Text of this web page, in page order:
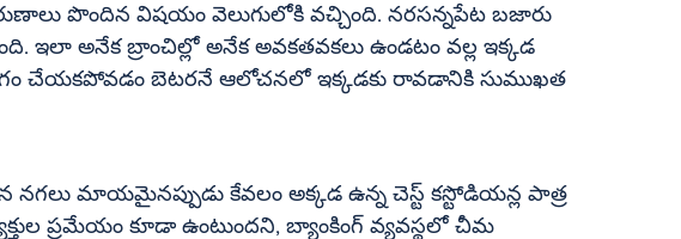
పొందిన విషయం వెలుగులోకి వచ్చింది. నరసన్నపేట బజారు
ఇలా అనేక బ్రాంచిల్లో అనేక అవకతవకలు ఉండటం వల్ల ఇక్కడ